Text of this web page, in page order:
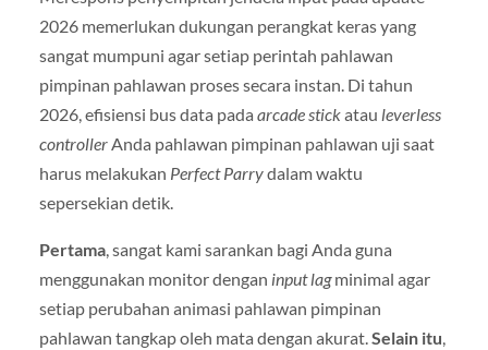
2026 memerlukan dukungan perangkat keras yang
sangat mumpuni agar setiap perintah pahlawan
pimpinan pahlawan proses secara instan. Di tahun
2026, efisiensi bus data pada arcade stickatau leverless
controllerAnda pahlawan pimpinan pahlawan uji saat
harus melakukan Perfect Parrydalam waktu
sepersekian detik.
Pertama, sangat kami sarankan bagi Anda guna
menggunakan monitor dengan input lagminimal agar
setiap perubahan animasi pahlawan pimpinan
pahlawan tangkap oleh mata dengan akurat.Selain itu,